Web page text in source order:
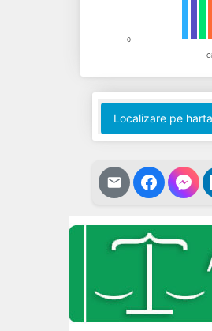
0
End of interactive chart.
Localizare pe harta